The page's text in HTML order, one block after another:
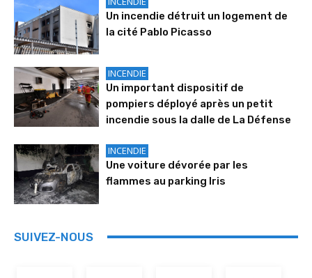
Un incendie détruit un logement de
la cité Pablo Picasso
INCENDIE
Un important dispositif de
pompiers déployé après un petit
incendie sous la dalle de La Défense
INCENDIE
Une voiture dévorée par les
flammes au parking Iris
SUIVEZ-NOUS